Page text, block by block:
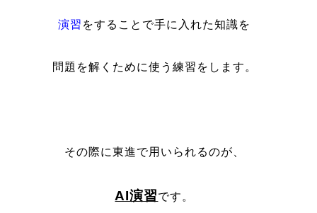
演習 をすることで手に入れた知識を
問題を解くために使う練習をします。
その際に東進で用いられるのが、
AI演習です。